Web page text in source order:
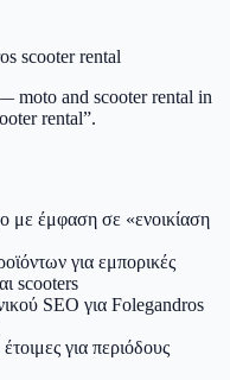
scooter rental
moto and scooter rental in
rental”.
με έμφαση σε «ενοικίαση
για εμπορικές
scooters
SEO για Folegandros
για περιόδους